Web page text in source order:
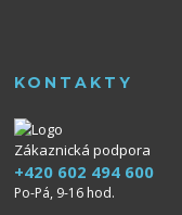
KONTAKTY
Zákaznická podpora
+420 602 494 600
Po-Pá, 9-16 hod.